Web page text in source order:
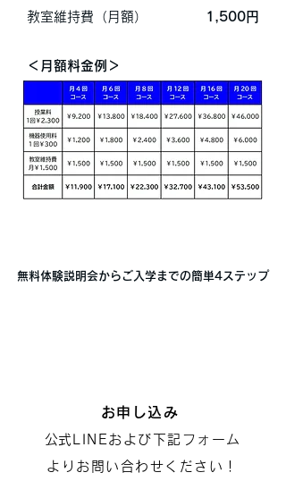
​教室維持費（月額）
1,500円
＜月額料金例＞
無料体験説明会からご入学までの簡単4ステップ
お申し込み
​公式LINEおよび下記フォーム
よりお問い合わせください！